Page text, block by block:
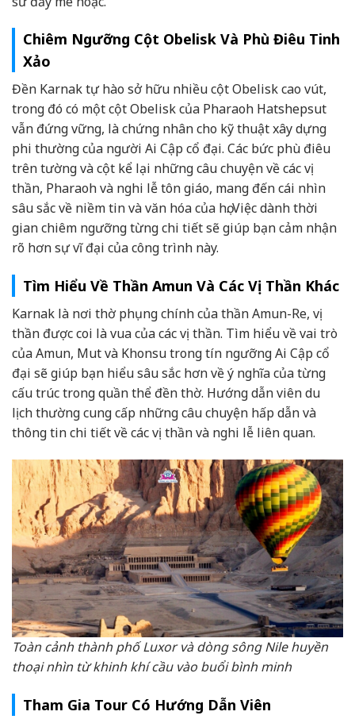
Chiêm Ngưỡng Cột Obelisk Và Phù Điêu Tinh
Xảo
Đền Karnak tự hào sở hữu nhiều cột Obelisk cao vút,
trong đó có một cột Obelisk của Pharaoh Hatshepsut
vẫn đứng vững, là chứng nhân cho kỹ thuật xây dựng
phi thường của người Ai Cập cổ đại. Các bức phù điêu
trên tường và cột kể lại những câu chuyện về các vị
thần, Pharaoh và nghi lễ tôn giáo, mang đến cái nhìn
sâu sắc về niềm tin và văn hóa của họ. Việc dành thời
gian chiêm ngưỡng từng chi tiết sẽ giúp bạn cảm nhận
rõ hơn sự vĩ đại của công trình này.
Tìm Hiểu Về Thần Amun Và Các Vị Thần Khác
Karnak là nơi thờ phụng chính của thần Amun-Re, vị
thần được coi là vua của các vị thần. Tìm hiểu về vai trò
của Amun, Mut và Khonsu trong tín ngưỡng Ai Cập cổ
đại sẽ giúp bạn hiểu sâu sắc hơn về ý nghĩa của từng
cấu trúc trong quần thể đền thờ. Hướng dẫn viên du
lịch thường cung cấp những câu chuyện hấp dẫn và
thông tin chi tiết về các vị thần và nghi lễ liên quan.
Toàn cảnh thành phố Luxor và dòng sông Nile huyền
thoại nhìn từ khinh khí cầu vào buổi bình minh
Tham Gia Tour Có Hướng Dẫn Viên